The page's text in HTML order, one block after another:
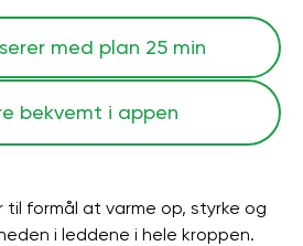
med plan 25 min
bekvemt i appen
til formål at varme op, styrke og
i leddene i hele kroppen.